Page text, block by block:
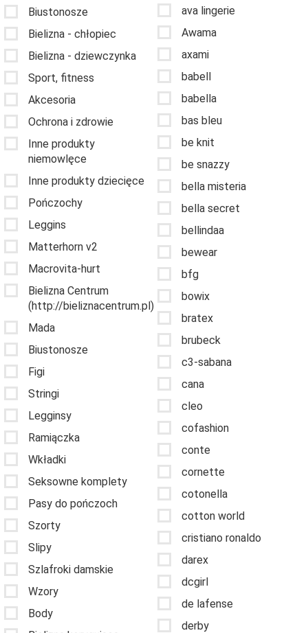
Biustonosze
Bielizna - chłopiec
Bielizna - dziewczynka
Sport, fitness
Akcesoria
Ochrona i zdrowie
Inne produkty
niemowlęce
Inne produkty dziecięce
Pończochy
Leggins
Matterhorn v2
Macrovita-hurt
Bielizna Centrum
(http://bieliznacentrum.pl)
Mada
Biustonosze
Figi
Stringi
Legginsy
Ramiączka
Wkładki
Seksowne komplety
Pasy do pończoch
Szorty
Slipy
Szlafroki damskie
Wzory
Body
ava lingerie
Awama
axami
babell
babella
bas bleu
be knit
be snazzy
bella misteria
bella secret
bellindaa
bewear
bfg
bowix
bratex
brubeck
c3-sabana
cana
cleo
cofashion
conte
cornette
cotonella
cotton world
cristiano ronaldo
darex
dcgirl
de lafense
derby